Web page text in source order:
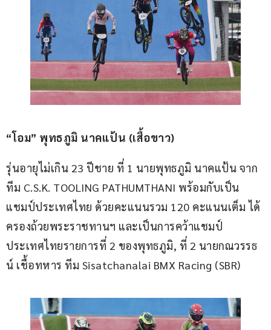
“โอม” พุทธภูมิ นาคแป้น (เสื้อขาว)
รุ่นอายุไม่เกิน 23 ปีชาย ที่ 1 นายพุทธภูมิ นาคแป้น จาก
ทีม C.S.K. TOOLING PATHUMTHANI พร้อมกับเป็น
แชมป์ประเทศไทย ด้วยคะแนนรวม 120 คะแนนเต็ม ได้
ครองถ้วยพระราชทานฯ และเป็นการคว้าแชมป์
ประเทศไทยรายการที่ 2 ของพุทธภูมิ, ที่ 2 นายกณวรรธ
น์ เชื้อทหาร ทีม Sisatchanalai BMX Racing (SBR)